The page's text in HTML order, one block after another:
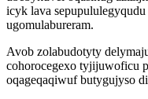
icyk lava
ugomulabureram.
Avob zolabudotyty
cohorocegexo tyjijuwoficu
oqageqaqiwuf butygujyso